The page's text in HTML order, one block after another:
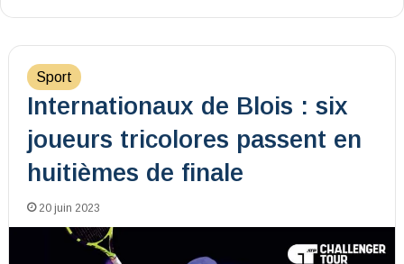
Sport
Internationaux de Blois : six
joueurs tricolores passent en
huitièmes de finale
20 juin 2023